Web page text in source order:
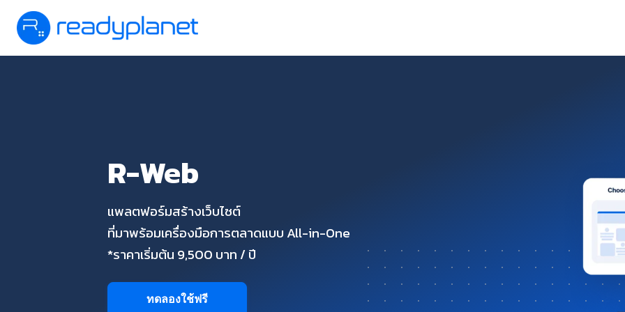
R-Web
แพลตฟอร์มสร้างเว็บไซต์
ที่มาพร้อมเครื่องมือการตลาดแบบ All-in-One
*ราคาเริ่มต้น 9,500 บาท / ปี
ทดลองใช้ฟรี